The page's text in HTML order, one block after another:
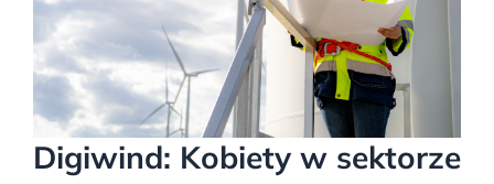
Digiwind: Kobiety w sektorze